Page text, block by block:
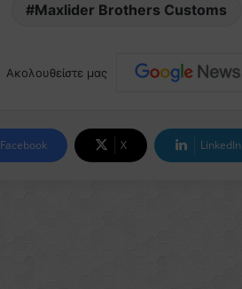
Maxlider Brothers Customs
Ακολουθείστε μας
Facebook X LinkedIn